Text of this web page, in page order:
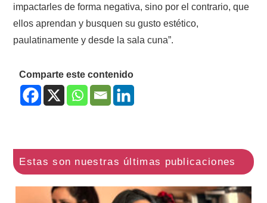
impactarles de forma negativa, sino por el contrario, que
ellos aprendan y busquen su gusto estético,
paulatinamente y desde la sala cuna”.
Comparte este contenido